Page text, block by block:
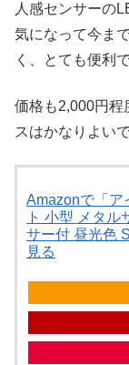
人感センサーの
気になって今ま
く、とても便利
価格も2,000円程
スはかなりよいで
Amazonで「ア
ト 小型 メタ
サー付 昼光色
見る